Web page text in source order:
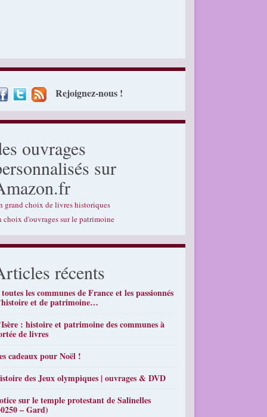
Rejoignez-nous !
ouvrages
sur
grand choix de livres historiques
choix d'ouvrages sur le patrimoine
récents
les communes de France et les passionnés
et de patrimoine…
: histoire et patrimoine des communes à
de livres
cadeaux pour Noël !
des Jeux olympiques | ouvrages & DVD
sur le temple protestant de Salinelles
– Gard)